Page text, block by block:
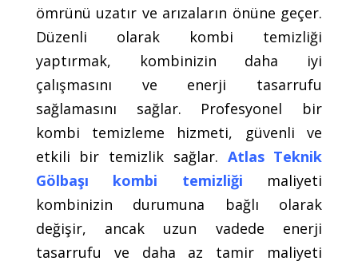
ömrünü uzatır ve arızaların önüne geçer.
Düzenli olarak kombi temizliği
yaptırmak, kombinizin daha iyi
çalışmasını ve enerji tasarrufu
sağlamasını sağlar. Profesyonel bir
kombi temizleme hizmeti, güvenli ve
etkili bir temizlik sağlar. Atlas Teknik
Gölbaşı kombi temizliği maliyeti
kombinizin durumuna bağlı olarak
değişir, ancak uzun vadede enerji
tasarrufu ve daha az tamir maliyeti